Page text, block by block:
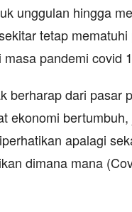
unggulan hingga
tetap mematuhi
masa pandemi covid
berharap dari pasar
ekonomi
apalagi
dimana mana